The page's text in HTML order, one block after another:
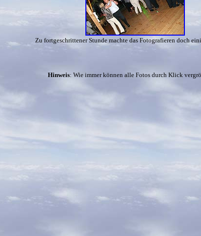
Zu fortgeschrittener Stunde machte das Fotografieren doch
Hinweis: Wie immer können alle Fotos durch Klick